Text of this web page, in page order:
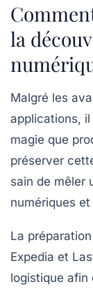
la
Malgré les
applications,
magie que
préserver
sain de mêler
numériques
La
Expedia et
logistique afin